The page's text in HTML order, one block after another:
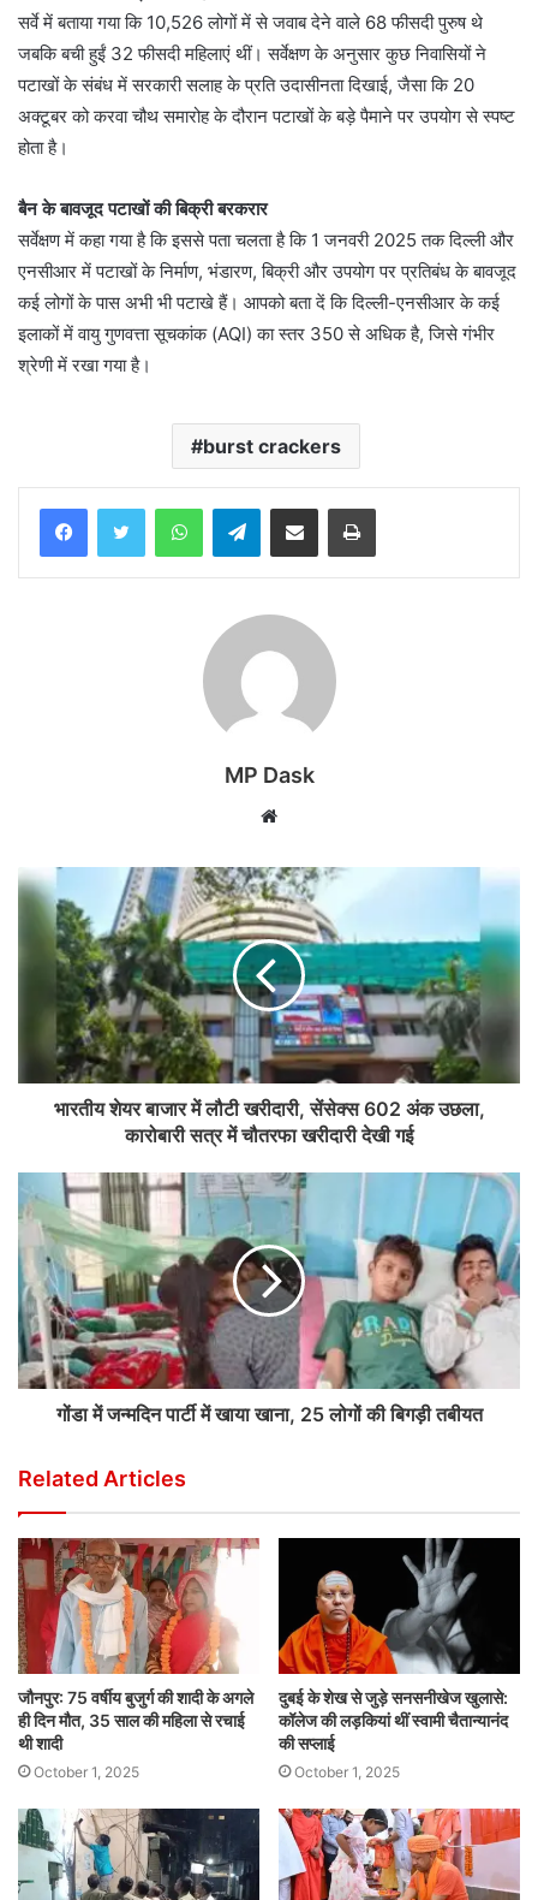
सर्वे में बताया गया कि 10,526 लोगों में से जवाब देने वाले 68 फीसदी पुरुष थे
जबकि बची हुईं 32 फीसदी महिलाएं थीं। सर्वेक्षण के अनुसार कुछ निवासियों ने
पटाखों के संबंध में सरकारी सलाह के प्रति उदासीनता दिखाई, जैसा कि 20
अक्टूबर को करवा चौथ समारोह के दौरान पटाखों के बड़े पैमाने पर उपयोग से स्पष्ट
होता है।
बैन के बावजूद पटाखों की बिक्री बरकरार
सर्वेक्षण में कहा गया है कि इससे ​​पता चलता है कि 1 जनवरी 2025 तक दिल्ली और
एनसीआर में पटाखों के निर्माण, भंडारण, बिक्री और उपयोग पर प्रतिबंध के बावजूद
कई लोगों के पास अभी भी पटाखे हैं। आपको बता दें कि दिल्ली-एनसीआर के कई
इलाकों में वायु गुणवत्ता सूचकांक (AQI) का स्तर 350 से अधिक है, जिसे गंभीर
श्रेणी में रखा गया है।
burst crackers
WhatsAppTelegramShare via Email Print
MP Dask
Website
भारतीय शेयर बाजार में लौटी खरीदारी, सेंसेक्स 602 अंक उछला,
कारोबारी सत्र में चौतरफा खरीदारी देखी गई
गोंडा में जन्मदिन पार्टी में खाया खाना, 25 लोगों की बिगड़ी तबीयत
Related Articles
जौनपुर: 75 वर्षीय बुजुर्ग की शादी के अगले
ही दिन मौत, 35 साल की महिला से रचाई
थी शादी
October 1, 2025
दुबई के शेख से जुड़े सनसनीखेज खुलासे:
कॉलेज की लड़कियां थीं स्वामी चैतान्यानंद
की सप्लाई
October 1, 2025